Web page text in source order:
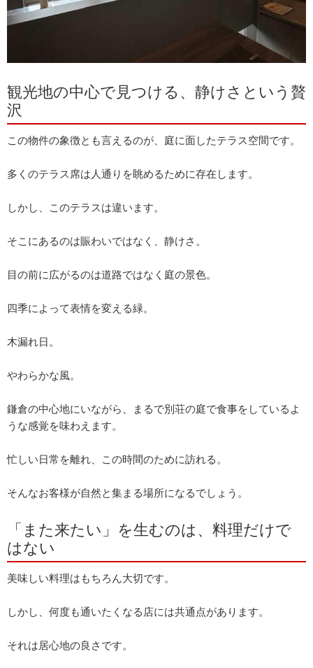
観光地の中心で見つける、静けさという贅
沢
この物件の象徴とも言えるのが、庭に面したテラス空間です。
多くのテラス席は人通りを眺めるために存在します。
しかし、このテラスは違います。
そこにあるのは賑わいではなく、静けさ。
目の前に広がるのは道路ではなく庭の景色。
四季によって表情を変える緑。
木漏れ日。
やわらかな風。
鎌倉の中心地にいながら、まるで別荘の庭で食事をしているよ
うな感覚を味わえます。
忙しい日常を離れ、この時間のために訪れる。
そんなお客様が自然と集まる場所になるでしょう。
「また来たい」を生むのは、料理だけで
はない
美味しい料理はもちろん大切です。
しかし、何度も通いたくなる店には共通点があります。
それは居心地の良さです。